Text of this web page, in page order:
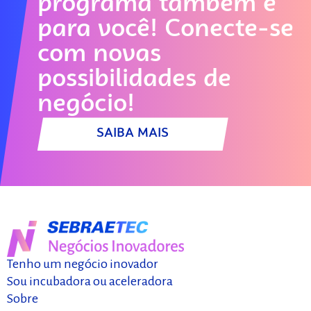
com investidores?
Comece aqui!
SAIBA MAIS
para você! Conecte-se
com novas
possibilidades de
negócio!
SAIBA MAIS
Tenho um negócio inovador
Sou incubadora ou aceleradora
Sobre